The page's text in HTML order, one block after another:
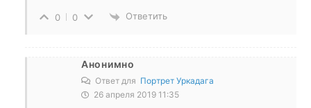
0 0 Ответить
Анонимно
Ответ для Портрет Уркадага
26 апреля 2019 11:35